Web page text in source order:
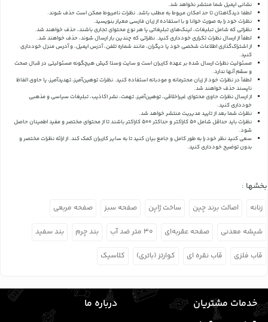
نشانی ایمیل شما منتشر نخواهد شد.
لطفا دیدگاهتان تا حد امکان مربوط به مطلب باشد. نظرات نامربوط ممکن است حذف شوند.
نظرات خود را به صورت خوانا و با استفاده از زبان فارسی معیار بنویسید.
نظراتی که شامل تبلیغات، لینک‌های تبلیغاتی یا هر نوع محتوای تجاری باشند، حذف خواهند شد.
لطفاً از ارسال نظرات تکراری خودداری کنید. نظراتی که چندین بار ارسال شوند، حذف خواهند شد.
از اشتراک‌گذاری اطلاعات شخصی خود یا دیگران، مانند شماره تلفن، آدرس ایمیل، و آدرس منزل خودداری
کنید.
مسئولیت نظرات ارسال شده بر عهده کاربران است و سایت وستا کیش هیچگونه مسئولیتی در قبال صحت
و سقم آنها ندارد.
لطفاً در نظرات خود از زبان محترمانه و مودبانه استفاده کنید. نظرات توهین‌آمیز، تهدیدآمیز، یا حاوی الفاظ
ناپسند حذف خواهند شد.
از ارسال نظرات حاوی محتوای غیراخلاقی، توهین‌آمیز، تهمت، نشر اکاذیب، تبلیغات سیاسی و مذهبی
خودداری کنید.
نظرات شما بعد از تایید مدیریت منتشر خواهد شد.
نظرات باید حداقل شامل 50 کاراکتر و حداکثر 500 کاراکتر باشند تا از محتوای مختصر و مفید اطمینان حاصل
شود.
سعی کنید نظر خود را به طور کامل و جامع بیان کنید تا به سایر کاربران کمک کند.از ارائه نظرات مختصر و
بدون توضیح خودداری کنید.
بخشها :
زنانه اصالت برند چین ساخت ژاپن صفحه سبز صفحه مربعی
شیشه معدنی صفحه عقربه‌ای ۳۰ متر ضد آب بند چرم بند سفید
قاب فلزی قاب نقره ای کوارتز (باتری) کلاسیک
خدمات مشتریان
درباره ما